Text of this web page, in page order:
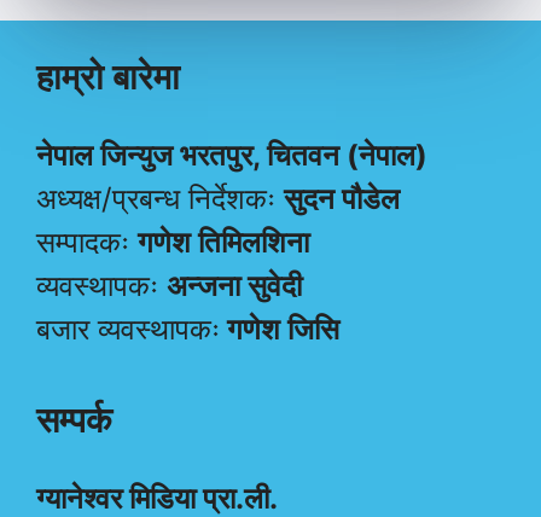
हाम्रो बारेमा
नेपाल जिन्युज भरतपुर, चितवन (नेपाल)
अध्यक्ष/प्रबन्ध निर्देशकःसुदन पौडेल
सम्पादकःगणेश तिमिलशिना
व्यवस्थापकः अन्जना सुवेदी
बजार व्यवस्थापकः गणेश जिसि
सम्पर्क
ग्यानेश्वर मिडिया प्रा.ली.